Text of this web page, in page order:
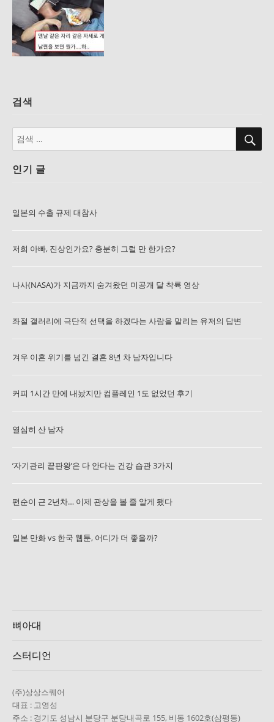
검색
검
색:
검
인기 글
일본의 수출 규제 대참사
저희 아빠, 진상인가요? 충분히 그럴 만 한가요?
나사(NASA)가 지금까지 숨겨왔던 미공개 달 착륙 영상
좌절 갤러리에 극단적 선택을 하겠다는 사람을 말리는 유저의 답변
겨우 이혼 위기를 넘긴 결혼 8년 차 남자입니다
커피 1시간 만에 내놨지만 컴플레인 1도 없었던 후기
열심히 산 남자
’자기관리 끝판왕’은 다 안다는 건강 습관 3가지
편순이 근 2년차… 이제 관상을 볼 줄 알게 됐다
일본 만화 vs 한국 웹툰, 어디가 더 좋을까?
뼈아대
스터디언
(주)상상스퀘어
대표 : 고영성
주소 : 경기도 성남시 분당구 분당내곡로 155, 비동 1602호(삼평동)